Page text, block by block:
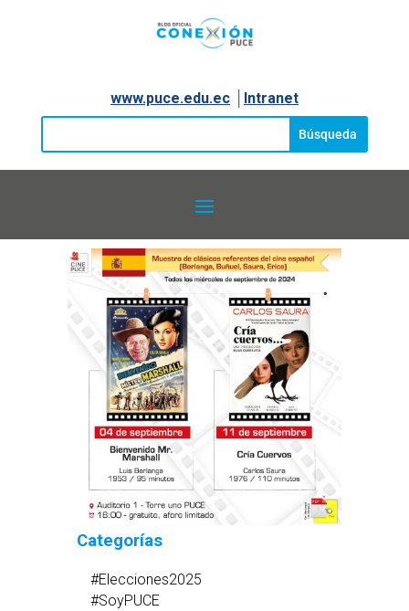
www.puce.edu.ec│ Intranet
Categorías
#Elecciones2025
#SoyPUCE